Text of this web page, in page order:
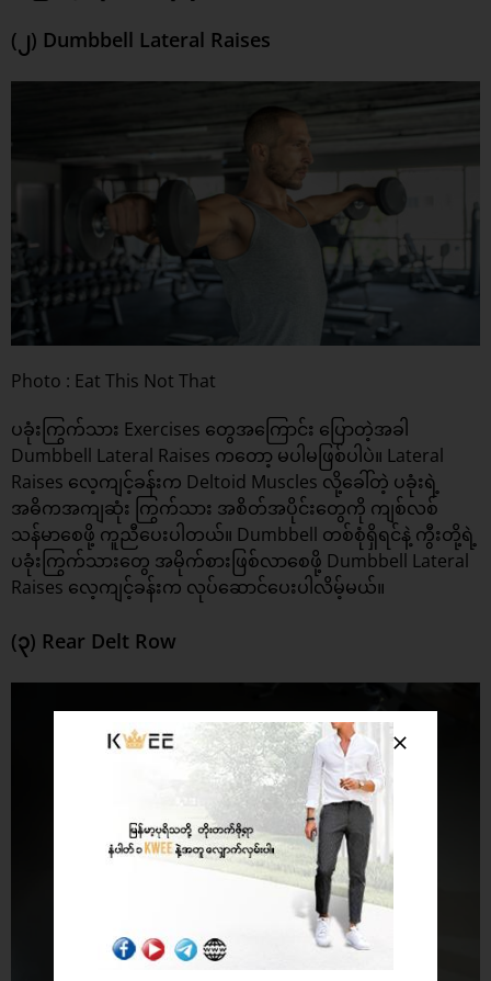
(၂) Dumbbell Lateral Raises
Photo : Eat This Not That
ပခုံးကြွက်သား Exercises တွေအကြောင်း ပြောတဲ့အခါ
Dumbbell Lateral Raises ကတော့ မပါမဖြစ်ပါပဲ။ Lateral
Raises လေ့ကျင့်ခန်းက Deltoid Muscles လို့ခေါ်တဲ့ ပခုံးရဲ့
အဓိကအကျဆုံး ကြွက်သား အစိတ်အပိုင်းတွေကို ကျစ်လစ်
သန်မာစေဖို့ ကူညီပေးပါတယ်။ Dumbbell တစ်စုံရှိရင်နဲ့ ကွီးတို့ရဲ့
ပခုံးကြွက်သားတွေ အမိုက်စားဖြစ်လာစေဖို့ Dumbbell Lateral
Raises လေ့ကျင့်ခန်းက လုပ်ဆောင်ပေးပါလိမ့်မယ်။
(၃) Rear Delt Row